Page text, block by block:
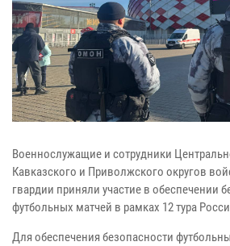
Военнослужащие и сотрудники
Кавказского и Приволжского округов
гвардии приняли участие в обеспечении
футбольных матчей в рамках 12 тура
Для обеспечения безопасности